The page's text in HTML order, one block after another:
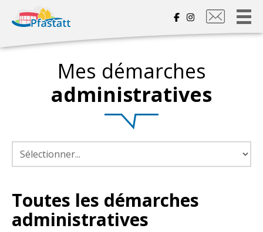
Nous
Mes démarches
administratives
Toutes les démarches
administratives